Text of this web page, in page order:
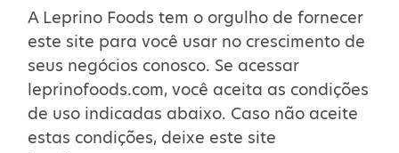
A Leprino Foods tem o orgulho de fornecer
este site para você usar no crescimento de
seus negócios conosco. Se acessar
leprinofoods.com, você aceita as condições
de uso indicadas abaixo. Caso não aceite
estas condições, deixe este site